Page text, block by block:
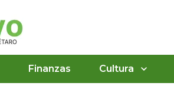
Finanzas Cultura